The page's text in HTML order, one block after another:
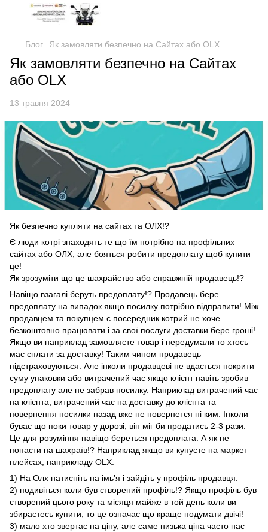
Блог Як замовляти безпечно на Сайтах або OLX
Як замовляти безпечно на Сайтах
або OLX
13 травня 2024
Як безпечно купляти на сайтах та ОЛХ!?
Є люди котрі знаходять те що їм потрібно на профільних
сайтах або ОЛХ, але бояться робити предоплату щоб купити
це!
Як зрозуміти що це шахрайство або справжній продавець!?
Навіщо взагалі беруть предоплату!? Продавець бере
предоплату на випадок якщо посилку потрібно відправити! Між
продавцем та покупцем є посередник котрий не хоче
безкоштовно працювати і за свої послуги доставки бере гроші!
Якщо ви наприклад замовляєте товар і передумали то хтось
має сплати за доставку! Таким чином продавець
підстраховуються. Але інколи продавцеві не вдається покрити
суму упаковки або витрачений час якщо клієнт навіть зробив
предоплату але не забрав посилку. Наприклад витрачений час
на клієнта, витрачений час на доставку до клієнта та
повернення посилки назад вже не повернется ні ким. Інколи
буває що поки товар у дорозі, він міг би продатись 2-3 рази.
Це для розуміння навіщо береться предоплата. А як не
попасти на шахраїв!? Наприклад якщо ви купуєте на маркет
плейсах, наприкладу OLX:
1) На Олх натисніть на імь’я і зайдіть у профіль продавця.
2) подивіться коли був створений профіль!? Якщо профіль був
створений цього року та місяця майже в той день коли ви
збираєтесь купити, то це означає що краще подумати двічі!
3) мало хто звертає на ціну, але саме низька ціна часто нас